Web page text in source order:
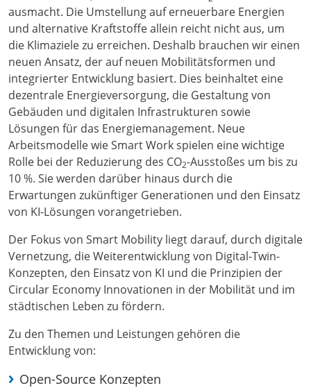
ausmacht. Die Umstellung auf erneuerbare Energien
und alternative Kraftstoffe allein reicht nicht aus, um
die Klimaziele zu erreichen. Deshalb brauchen wir einen
neuen Ansatz, der auf neuen Mobilitätsformen und
integrierter Entwicklung basiert. Dies beinhaltet eine
dezentrale Energieversorgung, die Gestaltung von
Gebäuden und digitalen Infrastrukturen sowie
Lösungen für das Energiemanagement. Neue
Arbeitsmodelle wie Smart Work spielen eine wichtige
Rolle bei der Reduzierung des CO2-Ausstoßes um bis zu
10 %. Sie werden darüber hinaus durch die
Erwartungen zukünftiger Generationen und den Einsatz
von KI-Lösungen vorangetrieben.
Der Fokus von Smart Mobility liegt darauf, durch digitale
Vernetzung, die Weiterentwicklung von Digital-Twin-
Konzepten, den Einsatz von KI und die Prinzipien der
Circular Economy Innovationen in der Mobilität und im
städtischen Leben zu fördern.
Zu den Themen und Leistungen gehören die
Entwicklung von:
Open-Source Konzepten